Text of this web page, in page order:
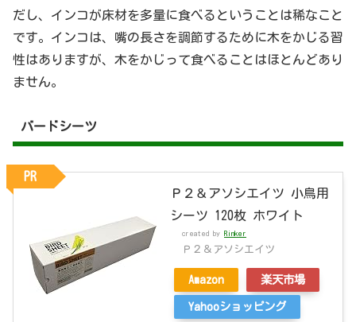
だし、インコが床材を多量に食べるということは稀なこと
です。インコは、嘴の長さを調節するために木をかじる習
性はありますが、木をかじって食べることはほとんどあり
ません。
バードシーツ
Ｐ２＆アソシエイツ 小鳥用
シーツ 120枚 ホワイト
created by Rinker
Ｐ２＆アソシエイツ
Amazon 楽天市場
Yahooショッピング
PR